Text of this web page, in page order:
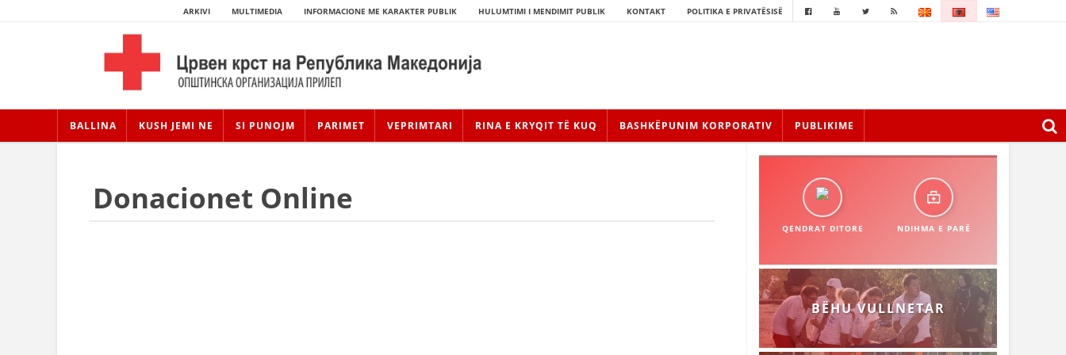
ARKIVI MULTIMEDIA INFORMACIONE ME KARAKTER PUBLIK HULUMTIMI I MENDIMIT PUBLIK KONTAKT POLITIKA E PRIVATËSISË
BALLINA KUSH JEMI NE SI PUNOJM PARIMET VEPRIMTARI RINA E KRYQIT TË KUQ BASHKËPUNIM KORPORATIV PUBLIKIME
Donacionet Online
QENDRAT DITORE NDIHMA E PARË
BËHU VULLNETAR